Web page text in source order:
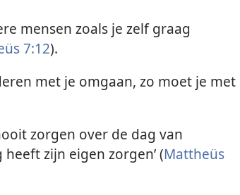
mensen zoals je zelf graag
7:12).
met je omgaan, zo moet je met
zorgen over de dag van
zijn eigen zorgen’ (Mattheüs